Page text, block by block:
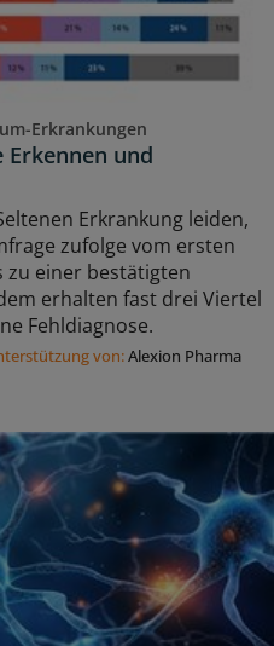
Erkrankungen
Erkennen und
Erkrankung leiden,
zufolge vom ersten
einer bestätigten
erhalten fast drei Viertel
Fehldiagnose.
von:Alexion Pharma